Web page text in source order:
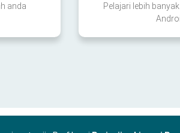
anda
Pelajari lebih